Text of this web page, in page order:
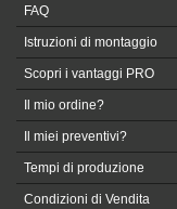
FAQ
Istruzioni di montaggio
Scopri i vantaggi PRO
Il mio ordine?
Il miei preventivi?
Tempi di produzione
Condizioni di Vendita